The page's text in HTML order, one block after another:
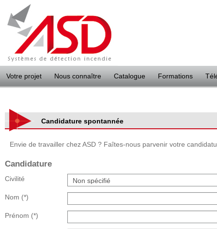
Votre projet Nous connaître Catalogue Formations
Candidature spontannée
Envie de travailler chez ASD ? Faîtes-nous parvenir votre
Candidature
Civilité
Nom (*)
Prénom (*)
Panneau de gestion des cookies